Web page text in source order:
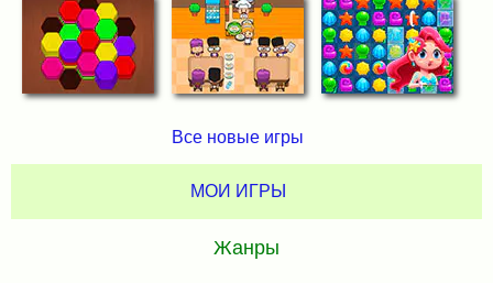
Все новые игры
МОИ ИГРЫ
Жанры